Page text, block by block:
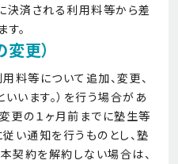
決済される利用料等から差
。
更）
料等について追加、変更、
いいます。）を行う場合があ
更の１ヶ月前までに塾生等
い通知を行うものとし、塾
契約を解約しない場合は、